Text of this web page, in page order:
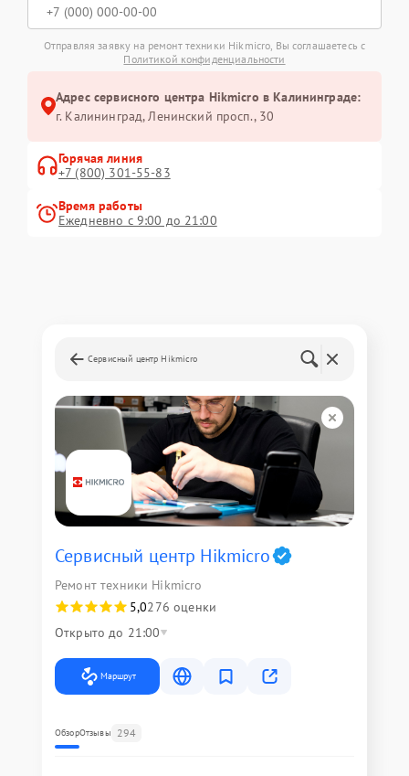
Отправляя заявку на ремонт техники Hikmicro, Вы соглашаетесь с
Политикой конфиденциальности
Адрес сервисного центра Hikmicro в Калининграде:
г. Калининград, Ленинский просп., 30
Горячая линия
+7 (800) 301-55-83
Время работы
Ежедневно с 9:00 до 21:00
Сервисный центр Hikmicro
Сервисный центр Hikmicro
Ремонт техники Hikmicro
5,0276 оценки
Открыто до 21:00
Маршрут
ОбзорОтзывы 294